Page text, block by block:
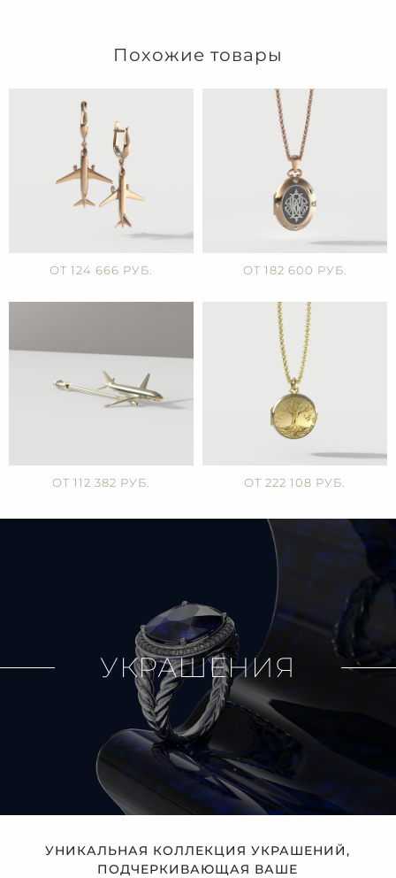
Похожие товары
ОТ 124 666 РУБ. ОТ 182 600 РУБ.
ОТ 112 382 РУБ. ОТ 222 108 РУБ.
УКРАШЕНИЯ
УНИКАЛЬНАЯ КОЛЛЕКЦИЯ УКРАШЕНИЙ,
ПОДЧЕРКИВАЮЩАЯ ВАШЕ